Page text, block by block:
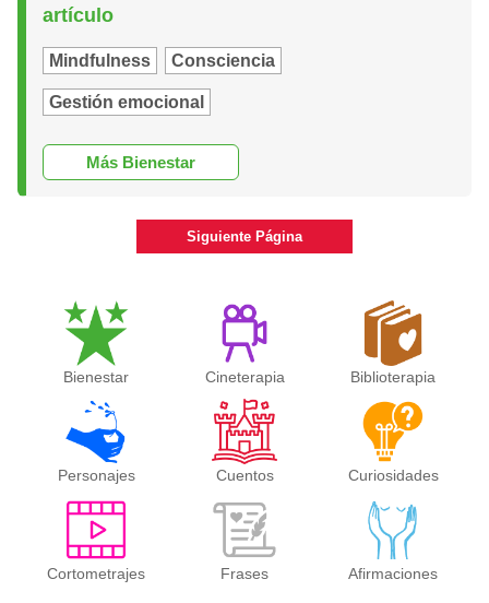
artículo
Mindfulness Consciencia
Gestión emocional
Más Bienestar
Siguiente Página
Bienestar Cineterapia Biblioterapia
Personajes Cuentos Curiosidades
Cortometrajes Frases Afirmaciones